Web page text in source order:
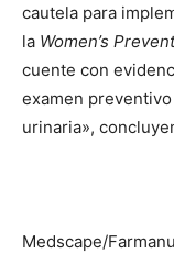
cautela para
la Women’s
cuente con
examen
urinaria»,
Medscape/